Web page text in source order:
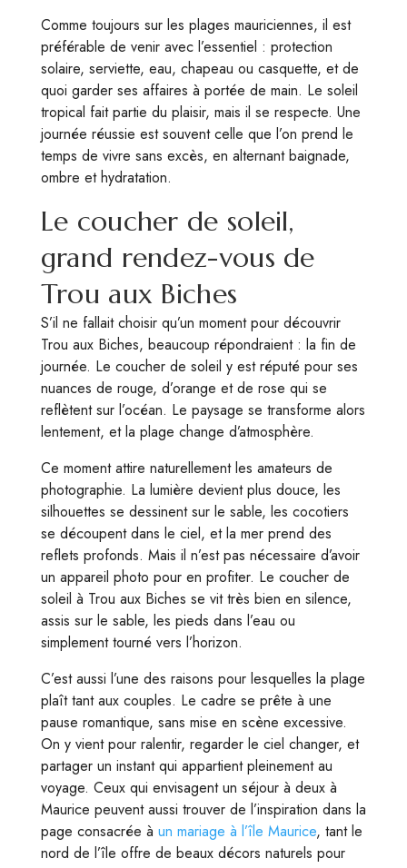
Comme toujours sur les plages mauriciennes, il est
préférable de venir avec l’essentiel : protection
solaire, serviette, eau, chapeau ou casquette, et de
quoi garder ses affaires à portée de main. Le soleil
tropical fait partie du plaisir, mais il se respecte. Une
journée réussie est souvent celle que l’on prend le
temps de vivre sans excès, en alternant baignade,
ombre et hydratation.
Le coucher de soleil,
grand rendez-vous de
Trou aux Biches
S’il ne fallait choisir qu’un moment pour découvrir
Trou aux Biches, beaucoup répondraient : la fin de
journée. Le coucher de soleil y est réputé pour ses
nuances de rouge, d’orange et de rose qui se
reflètent sur l’océan. Le paysage se transforme alors
lentement, et la plage change d’atmosphère.
Ce moment attire naturellement les amateurs de
photographie. La lumière devient plus douce, les
silhouettes se dessinent sur le sable, les cocotiers
se découpent dans le ciel, et la mer prend des
reflets profonds. Mais il n’est pas nécessaire d’avoir
un appareil photo pour en profiter. Le coucher de
soleil à Trou aux Biches se vit très bien en silence,
assis sur le sable, les pieds dans l’eau ou
simplement tourné vers l’horizon.
C’est aussi l’une des raisons pour lesquelles la plage
plaît tant aux couples. Le cadre se prête à une
pause romantique, sans mise en scène excessive.
On y vient pour ralentir, regarder le ciel changer, et
partager un instant qui appartient pleinement au
voyage. Ceux qui envisagent un séjour à deux à
Maurice peuvent aussi trouver de l’inspiration dans la
page consacrée à un mariage à l’île Maurice, tant le
nord de l’île offre de beaux décors naturels pour